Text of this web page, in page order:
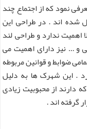
نمود که از اجتماع چند
شده اند . در طراحی این
اهمیت ندارد و طراحی لند
... نیز دارای اهمیت می
ضوابط و قوانین مربوطه
. این شهرک ها به دلیل
دارند از محبوبیت زیادی
گرفته اند .